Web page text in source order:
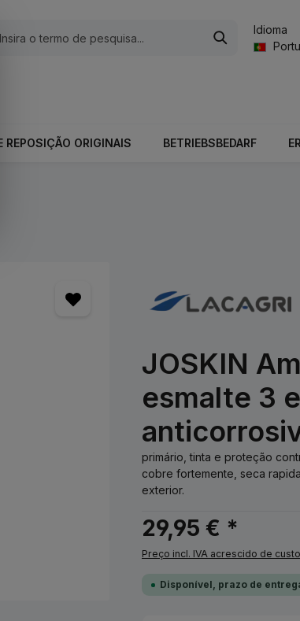
Idioma
REPOSIÇÃO ORIGINAIS BETRIEBSBEDARF
JOSKIN
esmalte 3
primário, tinta e proteção
cobre fortemente, seca
exterior.
29,95 € *
Preço incl. IVA acrescido de
Disponível, prazo de